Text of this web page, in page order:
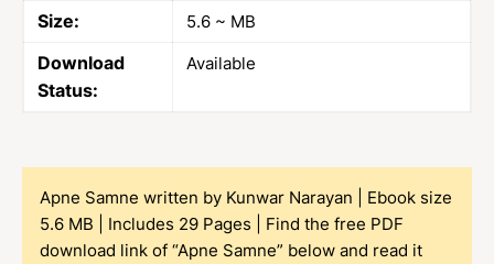
Size: 5.6 ~ MB
Download
Status:
Available
Apne Samne written by Kunwar Narayan | Ebook size
5.6 MB | Includes 29 Pages | Find the free PDF
download link of “Apne Samne” below and read it